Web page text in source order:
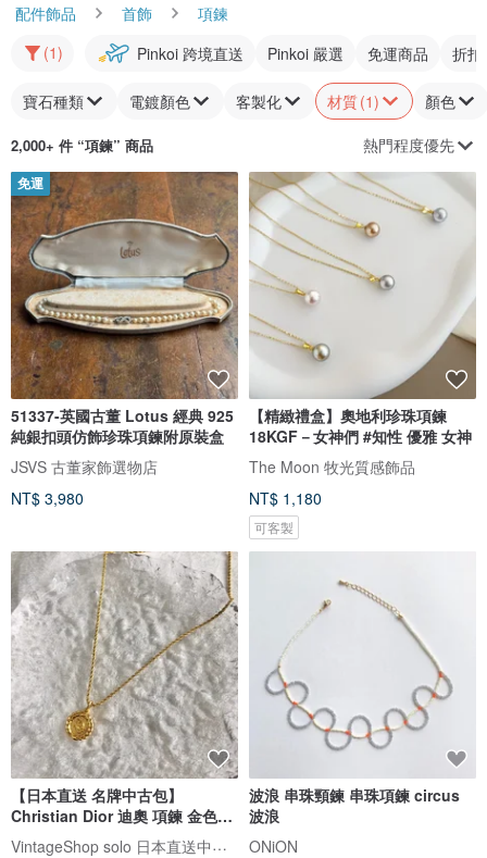
配件飾品 首飾
項鍊
(1)
Pinkoi 跨境直送 Pinkoi 嚴選 免運商品 折扣
寶石種類 電鍍顏色 客製化 材質(1) 顏色
2,000+ 件 “項鍊” 商品 熱門程度優先
免運
51337-英國古董 Lotus 經典 925
純銀扣頭仿飾珍珠項鍊附原裝盒
JSVS 古董家飾選物店
NT$ 3,980
【精緻禮盒】奧地利珍珠項鍊
18KGF－女神們 #知性 優雅 女神
The Moon 牧光質感飾品
NT$ 1,180
可客製
【日本直送 名牌中古包】
Christian Dior 迪奧 項鍊 金色
CD 圓形 vintage 古董 8fnc5f VintageShop solo 日本直送中古包專賣店
波浪 串珠頸鍊 串珠項鍊 circus
波浪
ONiON